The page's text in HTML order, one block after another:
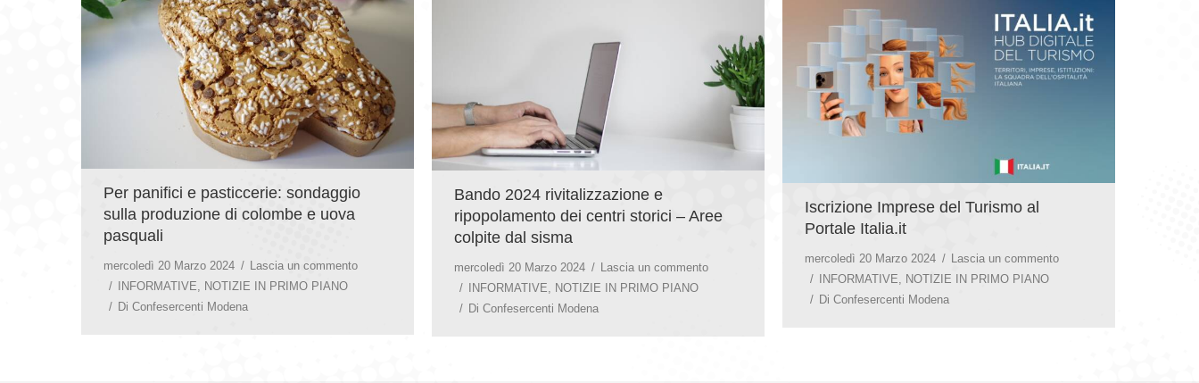
Per panifici e pasticcerie: sondaggio
sulla produzione di colombe e uova
pasquali
mercoledì 20 Marzo 2024
Lascia un commento
INFORMATIVE, NOTIZIE IN PRIMO PIANO
Di Confesercenti Modena
Bando 2024 rivitalizzazione e
ripopolamento dei centri storici – Aree
colpite dal sisma
mercoledì 20 Marzo 2024
Lascia un commento
INFORMATIVE
NOTIZIE IN PRIMO PIANO
Di Confesercenti Modena
Iscrizione Imprese del Turismo al
Portale Italia.it
mercoledì 20 Marzo 2024
Lascia un commento
INFORMATIVE, NOTIZIE IN PRIMO PIANO
Di Confesercenti Modena